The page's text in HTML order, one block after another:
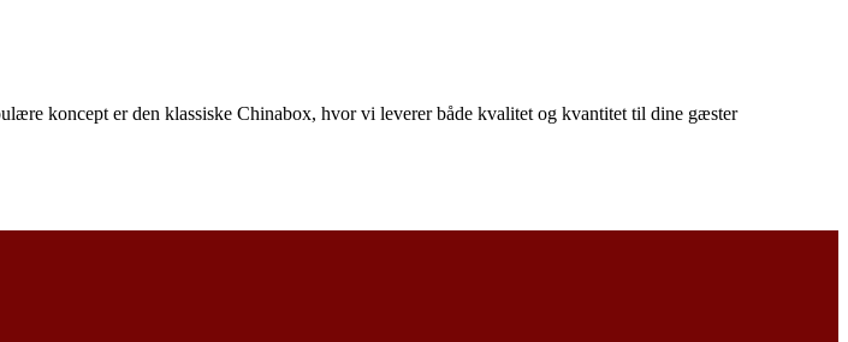
koncept er den klassiske Chinabox, hvor vi leverer både kvalitet og kvantitet til dine gæster